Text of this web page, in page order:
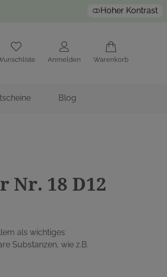
Hoher Kontrast
Anmelden Warenkorb
Blog
Nr. 18 D12
als wichtiges
Substanzen, wie z.B.